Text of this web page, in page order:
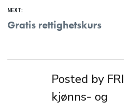
NEXT:
Next
post:
Gratis rettighetskurs
Posted by
kjønns- og